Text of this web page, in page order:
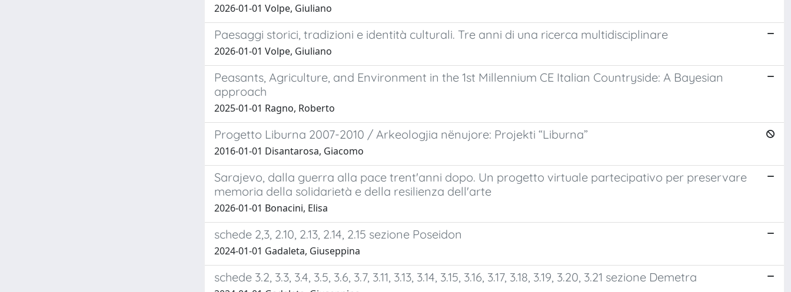
2026-01-01 Volpe, Giuliano
Paesaggi storici, tradizioni e identità culturali. Tre anni di una ricerca multidisciplinare
2026-01-01 Volpe, Giuliano
Peasants, Agriculture, and Environment in the 1st Millennium CE Italian Countryside: A Bayesian
approach
2025-01-01 Ragno, Roberto
Progetto Liburna 2007-2010 / Arkeologjia nënujore: Projekti “Liburna”
2016-01-01 Disantarosa, Giacomo
Sarajevo, dalla guerra alla pace trent'anni dopo. Un progetto virtuale partecipativo per preservare
memoria della solidarietà e della resilienza dell'arte
2026-01-01 Bonacini, Elisa
schede 2,3, 2.10, 2.13, 2.14, 2.15 sezione Poseidon
2024-01-01 Gadaleta, Giuseppina
schede 3.2, 3.3, 3.4, 3.5, 3.6, 3.7, 3.11, 3.13, 3.14, 3.15, 3.16, 3.17, 3.18, 3.19, 3.20, 3.21 sezione Demetra